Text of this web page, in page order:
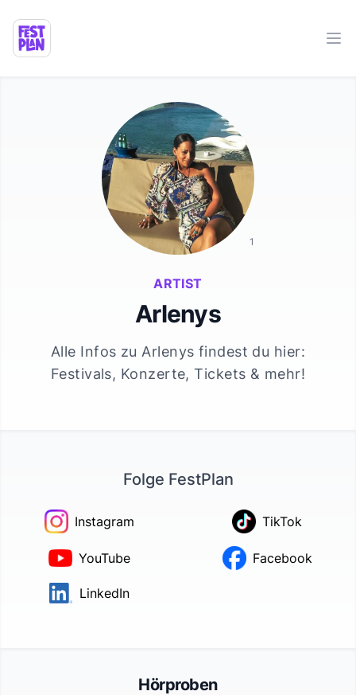
ARTIST
Arlenys
Alle Infos zu Arlenys findest du hier:
Festivals, Konzerte, Tickets & mehr!
1
Folge FestPlan
Instagram TikTok
YouTube Facebook
LinkedIn
Hörproben